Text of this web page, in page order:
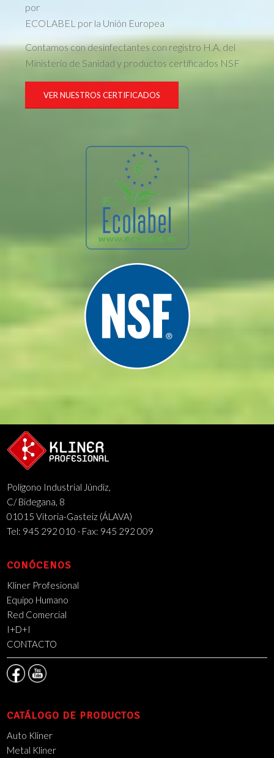
por
ECOLABEL por la Unión Europea
Contamos con desinfectantes con registro H.A. del
Ministerio de Sanidad y productos certificados NSF
VER NUESTROS CERTIFICADOS
Polígono Industrial Júndiz,
C/ Bidegana, 8
01015 Vitoria-Gasteiz (ÁLAVA)
Tel: 945 292 010 · Fax: 945 292 009
CONÓCENOS
Kliner Profesional
Equipo Humano
Red Comercial
I+D+I
CONTACTO
CATÁLOGO DE PRODUCTOS
Auto Kliner
Metal Kliner